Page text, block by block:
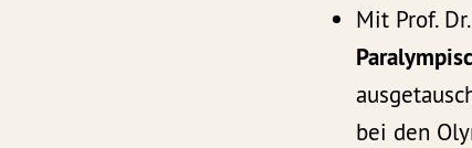
Mit Prof.
bei den